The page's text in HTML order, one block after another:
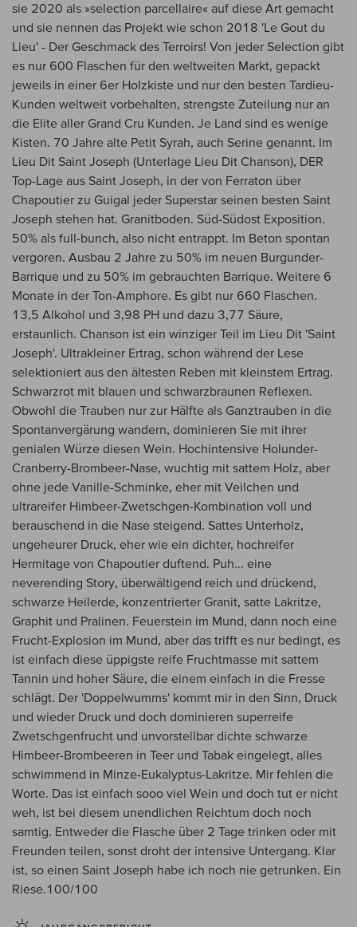
sie 2020 als »selection parcellaire« auf diese Art gemacht
und sie nennen das Projekt wie schon 2018 'Le Gout du
Lieu' - Der Geschmack des Terroirs! Von jeder Selection gibt
es nur 600 Flaschen für den weltweiten Markt, gepackt
jeweils in einer 6er Holzkiste und nur den besten Tardieu-
Kunden weltweit vorbehalten, strengste Zuteilung nur an
die Elite aller Grand Cru Kunden. Je Land sind es wenige
Kisten. 70 Jahre alte Petit Syrah, auch Serine genannt. Im
Lieu Dit Saint Joseph (Unterlage Lieu Dit Chanson), DER
Top-Lage aus Saint Joseph, in der von Ferraton über
Chapoutier zu Guigal jeder Superstar seinen besten Saint
Joseph stehen hat. Granitboden. Süd-Südost Exposition.
50% als full-bunch, also nicht entrappt. Im Beton spontan
vergoren. Ausbau 2 Jahre zu 50% im neuen Burgunder-
Barrique und zu 50% im gebrauchten Barrique. Weitere 6
Monate in der Ton-Amphore. Es gibt nur 660 Flaschen.
13,5 Alkohol und 3,98 PH und dazu 3,77 Säure,
erstaunlich. Chanson ist ein winziger Teil im Lieu Dit 'Saint
Joseph'. Ultrakleiner Ertrag, schon während der Lese
selektioniert aus den ältesten Reben mit kleinstem Ertrag.
Schwarzrot mit blauen und schwarzbraunen Reflexen.
Obwohl die Trauben nur zur Hälfte als Ganztrauben in die
Spontanvergärung wandern, dominieren Sie mit ihrer
genialen Würze diesen Wein. Hochintensive Holunder-
Cranberry-Brombeer-Nase, wuchtig mit sattem Holz, aber
ohne jede Vanille-Schminke, eher mit Veilchen und
ultrareifer Himbeer-Zwetschgen-Kombination voll und
berauschend in die Nase steigend. Sattes Unterholz,
ungeheurer Druck, eher wie ein dichter, hochreifer
Hermitage von Chapoutier duftend. Puh... eine
neverending Story, überwältigend reich und drückend,
schwarze Heilerde, konzentrierter Granit, satte Lakritze,
Graphit und Pralinen. Feuerstein im Mund, dann noch eine
Frucht-Explosion im Mund, aber das trifft es nur bedingt, es
ist einfach diese üppigste reife Fruchtmasse mit sattem
Tannin und hoher Säure, die einem einfach in die Fresse
schlägt. Der 'Doppelwumms' kommt mir in den Sinn, Druck
und wieder Druck und doch dominieren superreife
Zwetschgenfrucht und unvorstellbar dichte schwarze
Himbeer-Brombeeren in Teer und Tabak eingelegt, alles
schwimmend in Minze-Eukalyptus-Lakritze. Mir fehlen die
Worte. Das ist einfach sooo viel Wein und doch tut er nicht
weh, ist bei diesem unendlichen Reichtum doch noch
samtig. Entweder die Flasche über 2 Tage trinken oder mit
Freunden teilen, sonst droht der intensive Untergang. Klar
ist, so einen Saint Joseph habe ich noch nie getrunken. Ein
Riese.100/100